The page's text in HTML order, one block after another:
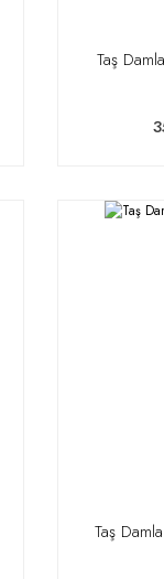
Taş
Taş